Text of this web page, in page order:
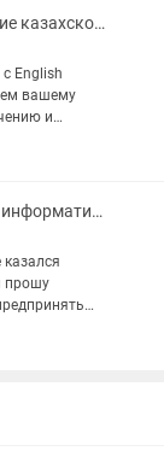
Подготовка и обучение казахскому языку онлайн/ оффлайн
English
вашему
и
языком
Подготовка к ЕНТ по информатике
прошу
‼️